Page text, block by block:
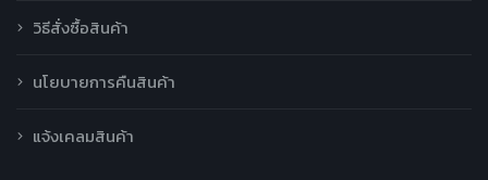
วิธีสั่งซื้อสินค้า
นโยบายการคืนสินค้า
แจ้งเคลมสินค้า